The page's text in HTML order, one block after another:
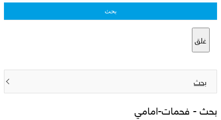
بحث
غلق
بحث
بحث - فحمات-امامي